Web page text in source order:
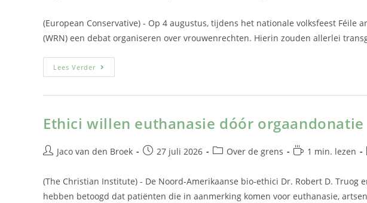
(European Conservative) - Op 4 augustus, tijdens het nationale volksfeest Féile
(WRN) een debat organiseren over vrouwenrechten. Hierin zouden allerlei
Lees Verder
Ethici willen euthanasie dóór orgaandonatie
Jaco van den Broek 27 juli 2026 Over de grens 1 min. lezen
(The Christian Institute) - De Noord-Amerikaanse bio-ethici Dr. Robert D. Truog
hebben betoogd dat patiënten die in aanmerking komen voor euthanasie,